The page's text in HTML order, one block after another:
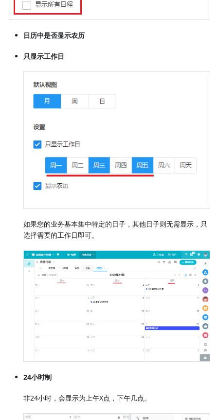
日历中是否显示农历
只显示工作日
如果您的业务基本集中特定的日子，其他日子则无需显示，只
选择需要的工作日即可。
24小时制
非24小时，会显示为上午X点，下午几点。